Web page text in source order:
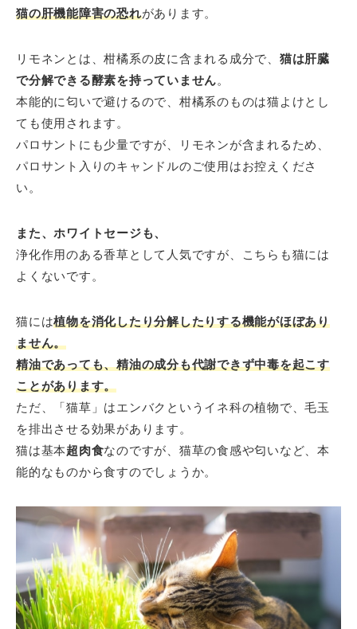
猫の肝機能障害の恐れがあります。
リモネンとは、柑橘系の皮に含まれる成分で、 猫は肝臓
で分解できる酵素を持っていません。
本能的に匂いで避けるので、柑橘系のものは猫よけとし
ても使用されます。
パロサントにも少量ですが、リモネンが含まれるため、
パロサント入りのキャンドルのご使用はお控えくださ
い。
また、ホワイトセージも、
浄化作用のある香草として人気ですが、こちらも猫には
よくないです。
猫には植物を消化したり分解したりする機能がほぼあり
ません。
精油であっても、精油の成分も代謝できず中毒を起こす
ことがあります。
ただ、「猫草」はエンバクというイネ科の植物で、毛玉
を排出させる効果があります。
猫は基本超肉食なのですが、猫草の食感や匂いなど、本
能的なものから食すのでしょうか。